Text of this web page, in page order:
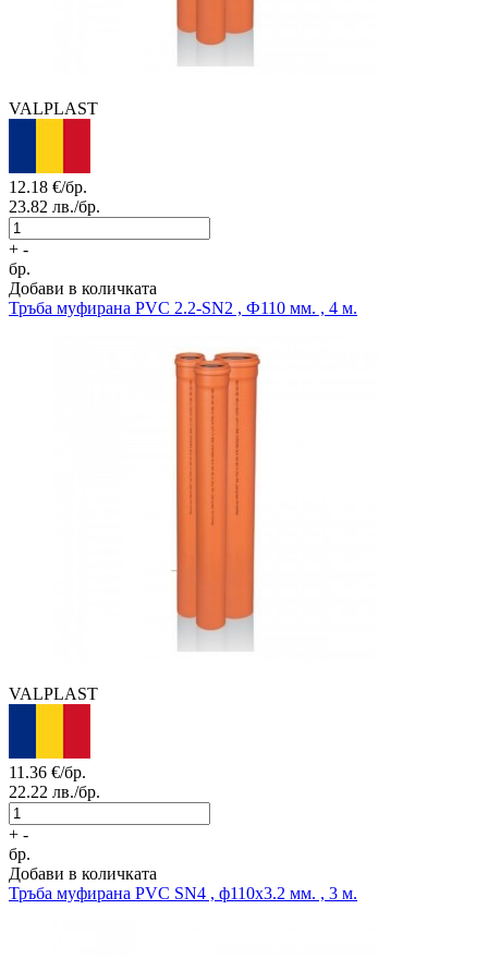
VALPLAST
12.18 €/бр.
23.82 лв./бр.
+ -
бр.
Добави в количката
Тръба муфирана PVC 2.2-SN2 , Ф110 мм. , 4 м.
VALPLAST
11.36 €/бр.
22.22 лв./бр.
+ -
бр.
Добави в количката
Тръба муфирана PVC SN4 , ф110x3.2 мм. , 3 м.